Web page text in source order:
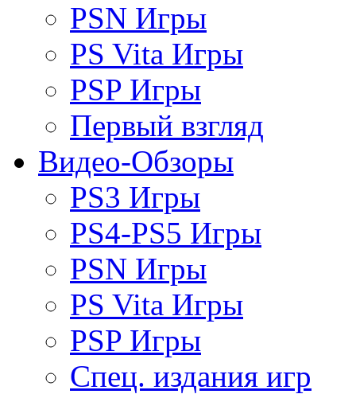
PSN Игры
PS Vita Игры
PSP Игры
Первый взгляд
Видео-Обзоры
PS3 Игры
PS4-PS5 Игры
PSN Игры
PS Vita Игры
PSP Игры
Спец. издания игр